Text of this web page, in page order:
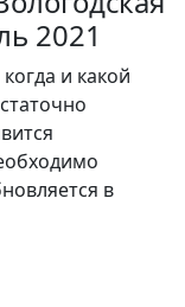
2021
и какой
в